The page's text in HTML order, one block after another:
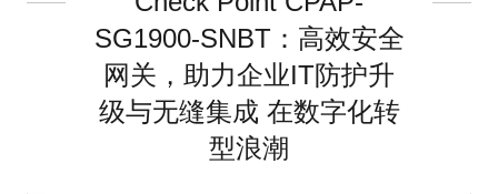
SG1900-SNBT：高效安全
网关，助力企业IT防护升
级与无缝集成 在数字化转
型浪潮